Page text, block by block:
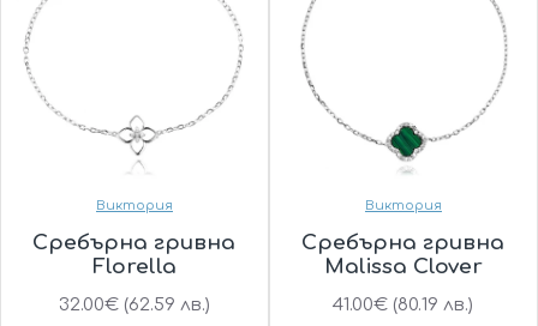
Виктория
Сребърна гривна
Florella
32.00€ (62.59 лв.)
Виктория
Сребърна гривна
Malissa Clover
41.00€ (80.19 лв.)